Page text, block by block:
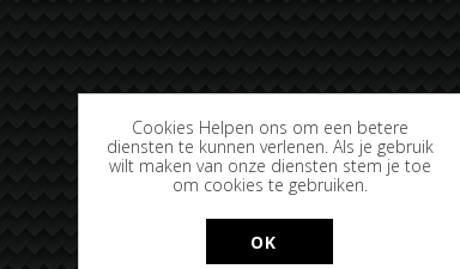
Cookies Helpen ons om een betere
diensten te kunnen verlenen. Als je gebruik
wilt maken van onze diensten stem je toe
om cookies te gebruiken.
OK